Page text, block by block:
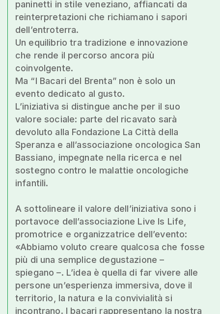
paninetti in stile veneziano, affiancati da
reinterpretazioni che richiamano i sapori
dell’entroterra.
Un equilibrio tra tradizione e innovazione
che rende il percorso ancora più
coinvolgente.
Ma “I Bacari del Brenta” non è solo un
evento dedicato al gusto.
L’iniziativa si distingue anche per il suo
valore sociale: parte del ricavato sarà
devoluto alla Fondazione La Città della
Speranza e all’associazione oncologica San
Bassiano, impegnate nella ricerca e nel
sostegno contro le malattie oncologiche
infantili.
A sottolineare il valore dell’iniziativa sono i
portavoce dell’associazione Live Is Life,
promotrice e organizzatrice dell’evento:
«Abbiamo voluto creare qualcosa che fosse
più di una semplice degustazione –
spiegano –. L’idea è quella di far vivere alle
persone un’esperienza immersiva, dove il
territorio, la natura e la convivialità si
incontrano. I bacari rappresentano la nostra